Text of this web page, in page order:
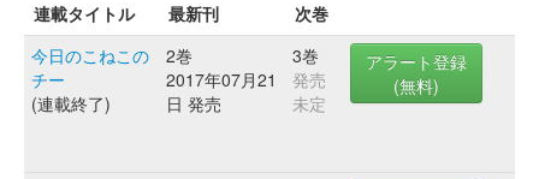
連載タイトル 最新刊
次巻
今日のこねこの
チー
(連載終了)
2巻
2017年07月21
日 発売
3巻
発売
未定
アラート登録
(無料)